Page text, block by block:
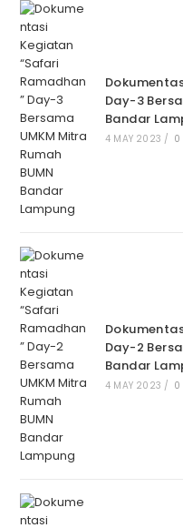
Day-3
Bandar
4 MAY 2023 / 0
Day-2
Bandar
4 MAY 2023 / 0